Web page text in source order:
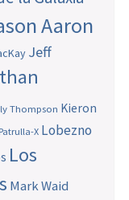
Aaron
Jeff
Thompson Kieron
X Lobezno
Los
Mark Waid